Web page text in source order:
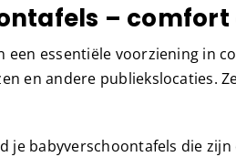
–
een essentiële voorziening in
en andere publiekslocaties.
je babyverschoontafels die